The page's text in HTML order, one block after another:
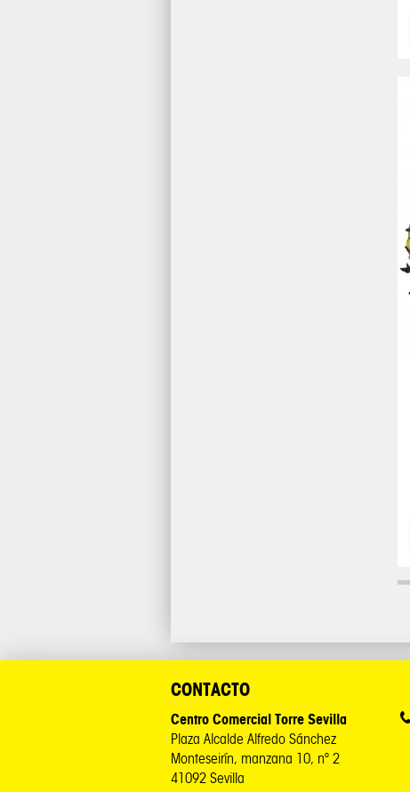
CONTACTO
Centro Comercial Torre Sevilla
Plaza Alcalde Alfredo Sánchez
Monteseirín, manzana 10, nº 2
41092 Sevilla